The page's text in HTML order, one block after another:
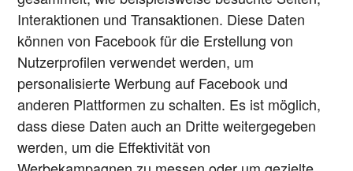
Interaktionen und Transaktionen. Diese Daten
können von Facebook für die Erstellung von
Nutzerprofilen verwendet werden, um
personalisierte Werbung auf Facebook und
anderen Plattformen zu schalten. Es ist möglich,
dass diese Daten auch an Dritte weitergegeben
werden, um die Effektivität von